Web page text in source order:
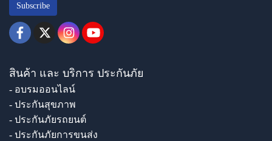
Subscribe
สินค้า และ บริการ ประกันภัย
- อบรมออนไลน์
- ประกันสุขภาพ
- ประกันภัยรถยนต์
- ประกันภัยการขนส่ง